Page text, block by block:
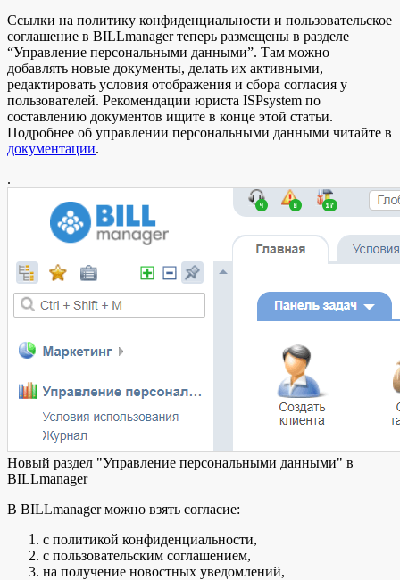
Ссылки на политику конфиденциальности и пользовательское
соглашение в BILLmanager теперь размещены в разделе
“Управление персональными данными”. Там можно
добавлять новые документы, делать их активными,
редактировать условия отображения и сбора согласия у
пользователей. Рекомендации юриста ISPsystem по
составлению документов ищите в конце этой статьи.
Подробнее об управлении персональными данными читайте в
документации.
.
Новый раздел "Управление персональными данными" в
BILLmanager
В BILLmanager можно взять согласие:
с политикой конфиденциальности,
с пользовательским соглашением,
на получение новостных уведомлений,